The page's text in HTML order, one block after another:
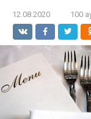
12.08.2020 100